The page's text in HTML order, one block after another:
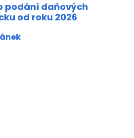
podání daňových
od roku 2026